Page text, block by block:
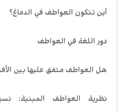
أين تتكون العواطف في الدماغ؟
دور اللغة في العواطف
هل العواطف متفق عليها بين
نظرية العواطف المبنية: